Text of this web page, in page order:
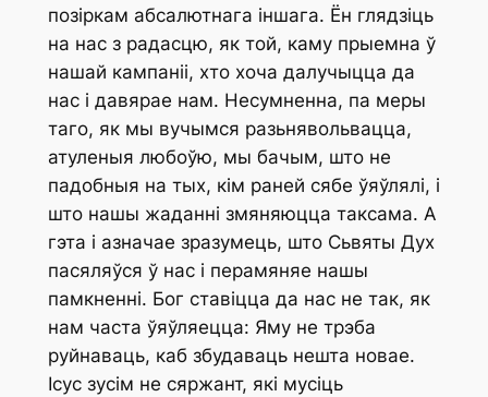
позіркам абсалютнага іншага. Ён глядзіць
на нас з радасцю, як той, каму прыемна ў
нашай кампаніі, хто хоча далучыцца да
нас і давярае нам. Несумненна, па меры
таго, як мы вучымся разьнявольвацца,
атуленыя любоўю, мы бачым, што не
падобныя на тых, кім раней сябе ўяўлялі, і
што нашы жаданні змяняюцца таксама. А
гэта і азначае зразумець, што Сьвяты Дух
пасяляўся ў нас і перамяняе нашы
памкненні. Бог ставіцца да нас не так, як
нам часта ўяўляецца: Яму не трэба
руйнаваць, каб збудаваць нешта новае.
Ісус зусім не сяржант, які мусіць